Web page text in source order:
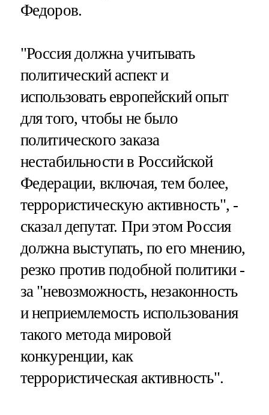
Федоров.
"Россия должна учитывать
политический аспект и
использовать европейский опыт
для того, чтобы не было
политического заказа
нестабильности в Российской
Федерации, включая, тем более,
террористическую активность", -
сказал депутат. При этом Россия
должна выступать, по его мнению,
резко против подобной политики -
за "невозможность, незаконность
и неприемлемость использования
такого метода мировой
конкуренции, как
террористическая активность".